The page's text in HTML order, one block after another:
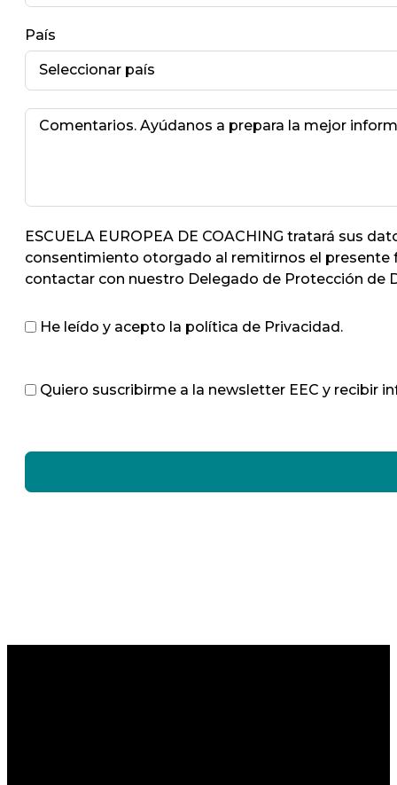
País
ESCUELA EUROPEA DE COACHING tratará sus
consentimiento otorgado al remitirnos el
contactar con nuestro Delegado de Protección de
He leído y acepto la política de Privacidad.
Quiero suscribirme a la newsletter EEC y recibir